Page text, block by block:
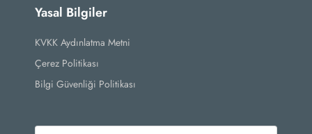
Yasal Bilgiler
KVKK Aydınlatma Metni
Çerez Politikası
Bilgi Güvenliği Politikası